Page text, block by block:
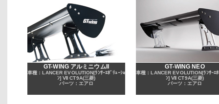
GT-WING アルミニウムII
車種：LANCER EVOLUTION[ﾗﾝｻｰｴﾎﾞﾘｭｰｼｮ
ﾝ] Ⅶ CT9A(三菱)
パーツ：エアロ
GT-WING NEO
車種：LANCER EVOLUTION[ﾗﾝｻｰｴﾎ
ﾝ] Ⅶ CT9A(三菱)
パーツ：エアロ